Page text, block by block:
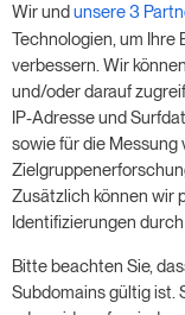
Nutze unsere
deinen
Buche einen
tägige
Wir undunsere 3
Technologien, um Ihre
verbessern. Wir
und/oder darauf
IP-Adresse und
sowie für die Messung
Zusätzlich können wir
Identifizierungen
Bitte beachten Sie,
Subdomains gültig ist.